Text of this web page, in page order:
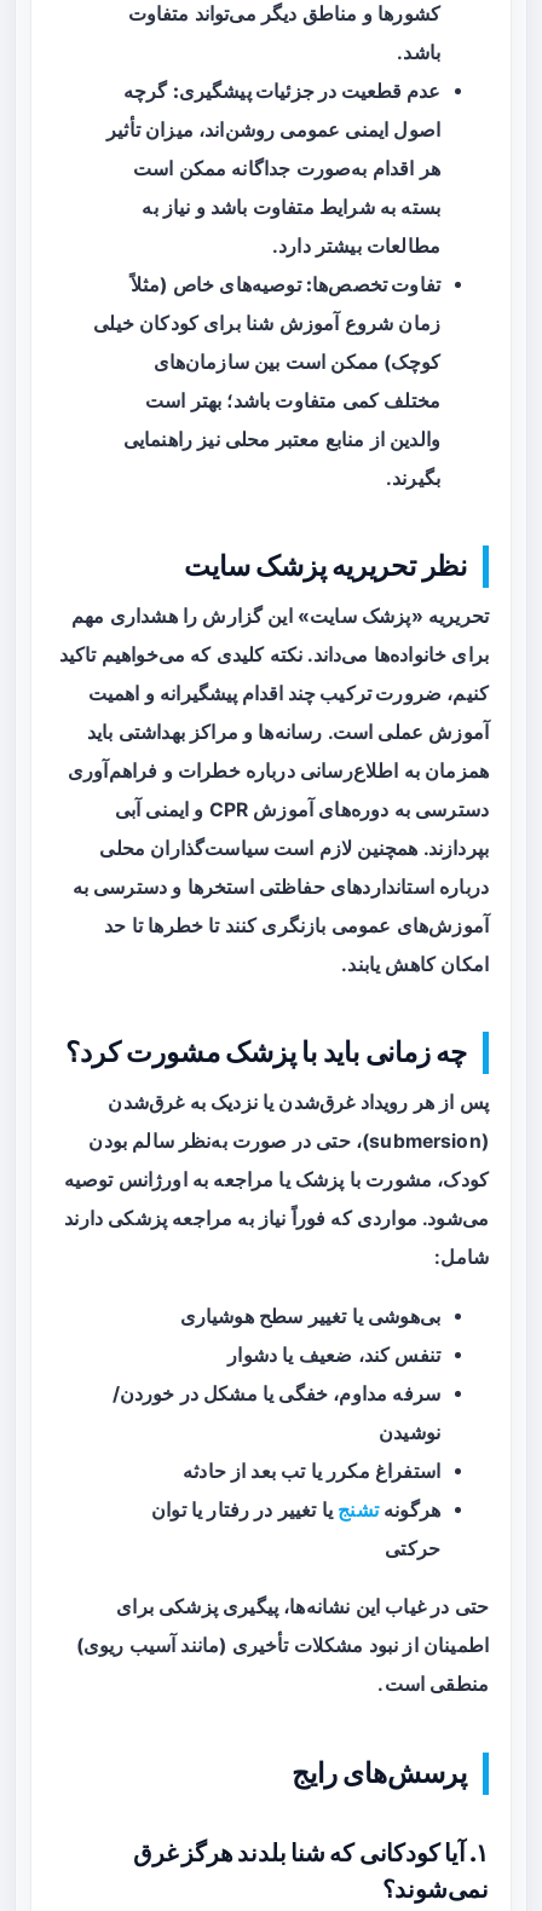
کشورها و مناطق دیگر می‌تواند متفاوت
باشد.
عدم قطعیت در جزئیات پیشگیری: گرچه
اصول ایمنی عمومی روشن‌اند، میزان تأثیر
هر اقدام به‌صورت جداگانه ممکن است
بسته به شرایط متفاوت باشد و نیاز به
مطالعات بیشتر دارد.
تفاوت تخصص‌ها: توصیه‌های خاص (مثلاً
زمان شروع آموزش شنا برای کودکان خیلی
کوچک) ممکن است بین سازمان‌های
مختلف کمی متفاوت باشد؛ بهتر است
والدین از منابع معتبر محلی نیز راهنمایی
بگیرند.
نظر تحریریه پزشک سایت
تحریریه «پزشک سایت» این گزارش را هشداری مهم
برای خانواده‌ها می‌داند. نکته کلیدی که می‌خواهیم تاکید
کنیم، ضرورت ترکیب چند اقدام پیشگیرانه و اهمیت
آموزش عملی است. رسانه‌ها و مراکز بهداشتی باید
همزمان به اطلاع‌رسانی درباره خطرات و فراهم‌آوری
دسترسی به دوره‌های آموزش CPR و ایمنی آبی
بپردازند. همچنین لازم است سیاست‌گذاران محلی
درباره استانداردهای حفاظتی استخرها و دسترسی به
آموزش‌های عمومی بازنگری کنند تا خطرها تا حد
امکان کاهش یابند.
چه زمانی باید با پزشک مشورت کرد؟
پس از هر رویداد غرق‌شدن یا نزدیک به غرق‌شدن
(submersion)، حتی در صورت به‌نظر سالم بودن
کودک، مشورت با پزشک یا مراجعه به اورژانس توصیه
می‌شود. مواردی که فوراً نیاز به مراجعه پزشکی دارند
شامل:
بی‌هوشی یا تغییر سطح هوشیاری
تنفس کند، ضعیف یا دشوار
سرفه مداوم، خفگی یا مشکل در خوردن/
نوشیدن
استفراغ مکرر یا تب بعد از حادثه
هرگونهتشنج یا تغییر در رفتار یا توان
حرکتی
حتی در غیاب این نشانه‌ها، پیگیری پزشکی برای
اطمینان از نبود مشکلات تأخیری (مانند آسیب ریوی)
منطقی است.
پرسش‌های رایج
۱. آیا کودکانی که شنا بلدند هرگز غرق
نمی‌شوند؟